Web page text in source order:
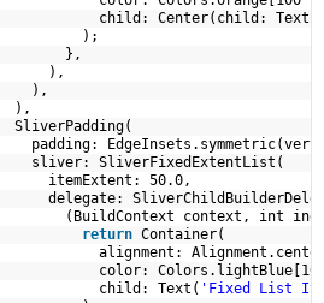
child: Center(child: Text(
);
},
),
),
),
SliverPadding(
padding:
sliver: SliverFixedExtentList(
itemExtent: 50.0,
delegate:
(BuildContext context, int
return Container(
alignment:
color:
child: Text( 'Fixed List